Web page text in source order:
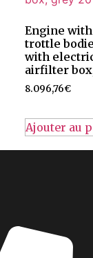
Engine
trottle
with
airfilter
8.096,76€
Ajouter au